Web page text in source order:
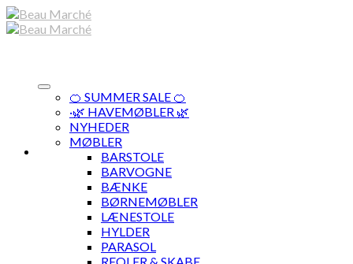
Skip
to
🍊 SUMMER SALE 🍊
·🌿 HAVEMØBLER 🌿
NYHEDER
MØBLER
BARSTOLE
BARVOGNE
BÆNKE
BØRNEMØBLER
LÆNESTOLE
HYLDER
PARASOL